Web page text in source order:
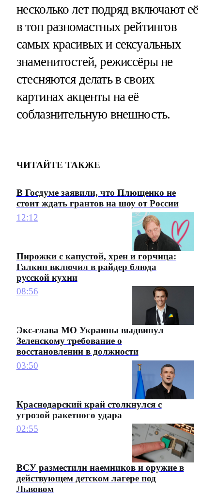
несколько лет подряд включают её
в топ разномастных рейтингов
самых красивых и сексуальных
знаменитостей, режиссёры не
стесняются делать в своих
картинах акценты на её
соблазнительную внешность.
ЧИТАЙТЕ ТАКЖЕ
В Госдуме заявили, что Плющенко не
стоит ждать грантов на шоу от России
12:12
Пирожки с капустой, хрен и горчица:
Галкин включил в райдер блюда
русской кухни
08:56
Экс-глава МО Украины выдвинул
Зеленскому требование о
восстановлении в должности
03:50
Краснодарский край столкнулся с
угрозой ракетного удара
02:55
ВСУ разместили наемников и оружие в
действующем детском лагере под
Львовом